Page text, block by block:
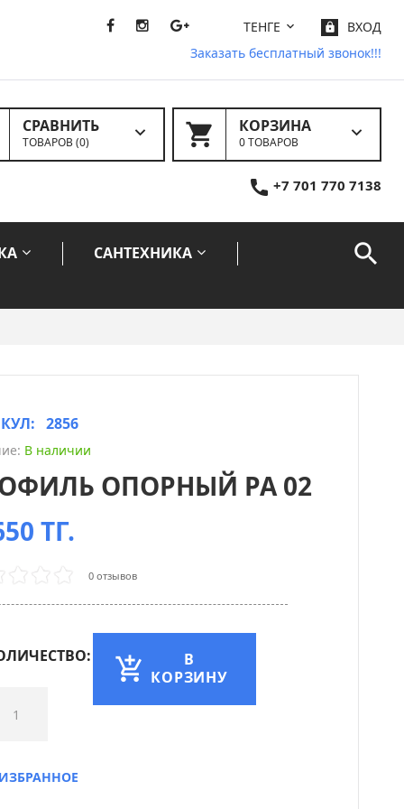
ВХОД
ТЕНГЕ
Заказать бесплатный звонок!!!
КОРЗИНА
0 ТОВАРОВ
СРАВНИТЬ
ТОВАРОВ (0)
+7 701 770 7138
САНТЕХНИКА
2856
В наличии
ОПОРНЫЙ PA 02
ТГ.
0 отзывов
В
КОРЗИНУ
ИЗБРАННОЕ